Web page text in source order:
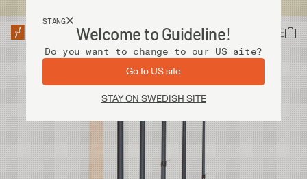
STÄNG
Welcome to Guideline!
Do you want to change to our US site?
Go to US site
STAY ON SWEDISH SITE